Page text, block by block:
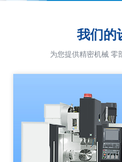
我们的
为您提供精密机械 零